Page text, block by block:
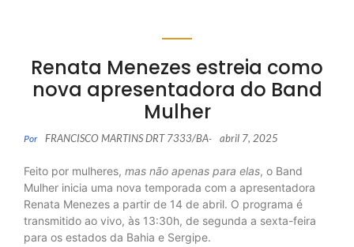
Renata Menezes estreia como
nova apresentadora do Band
Mulher
Por FRANCISCO MARTINS DRT 7333/BA- abril 7, 2025
Feito por mulheres, mas não apenas para elas, o Band
Mulher inicia uma nova temporada com a apresentadora
Renata Menezes a partir de 14 de abril. O programa é
transmitido ao vivo, às 13:30h, de segunda a sexta-feira
para os estados da Bahia e Sergipe.